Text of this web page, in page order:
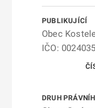
Obec
IČO: